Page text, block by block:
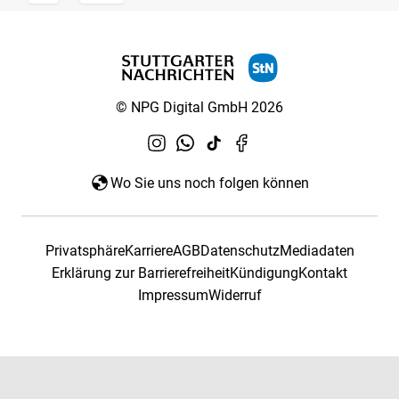
© NPG Digital GmbH 2026
Wo Sie uns noch folgen können
PrivatsphäreKarriereAGBDatenschutzMediadaten
Erklärung zur BarrierefreiheitKündigungKontakt
ImpressumWiderruf